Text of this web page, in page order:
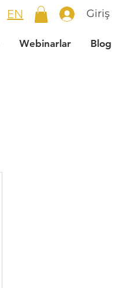
EN Giriş
Webinarlar Blog